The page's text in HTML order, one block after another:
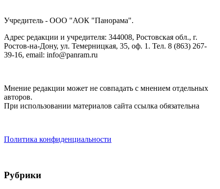
Учредитель - ООО "АОК "Панорама".
Адрес редакции и учредителя: 344008, Ростовская обл., г.
Ростов-на-Дону, ул. Темерницкая, 35, оф. 1. Тел. 8 (863) 267-
39-16, email: info@panram.ru
Мнение редакции может не совпадать с мнением отдельных
авторов.
При использовании материалов сайта ссылка обязательна
Политика конфиденциальности
Рубрики